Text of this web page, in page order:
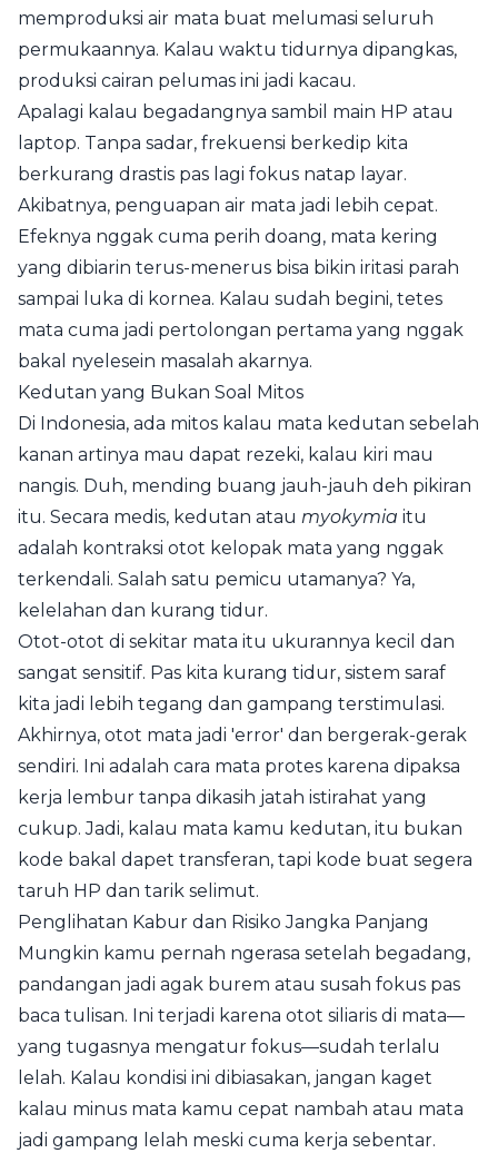
memproduksi air mata buat melumasi seluruh
permukaannya. Kalau waktu tidurnya dipangkas,
produksi cairan pelumas ini jadi kacau.
Apalagi kalau begadangnya sambil main HP atau
laptop. Tanpa sadar, frekuensi berkedip kita
berkurang drastis pas lagi fokus natap layar.
Akibatnya, penguapan air mata jadi lebih cepat.
Efeknya nggak cuma perih doang, mata kering
yang dibiarin terus-menerus bisa bikin iritasi parah
sampai luka di kornea. Kalau sudah begini, tetes
mata cuma jadi pertolongan pertama yang nggak
bakal nyelesein masalah akarnya.
Kedutan yang Bukan Soal Mitos
Di Indonesia, ada mitos kalau mata kedutan sebelah
kanan artinya mau dapat rezeki, kalau kiri mau
nangis. Duh, mending buang jauh-jauh deh pikiran
itu. Secara medis, kedutan atau myokymia itu
adalah kontraksi otot kelopak mata yang nggak
terkendali. Salah satu pemicu utamanya? Ya,
kelelahan dan kurang tidur.
Otot-otot di sekitar mata itu ukurannya kecil dan
sangat sensitif. Pas kita kurang tidur, sistem saraf
kita jadi lebih tegang dan gampang terstimulasi.
Akhirnya, otot mata jadi 'error' dan bergerak-gerak
sendiri. Ini adalah cara mata protes karena dipaksa
kerja lembur tanpa dikasih jatah istirahat yang
cukup. Jadi, kalau mata kamu kedutan, itu bukan
kode bakal dapet transferan, tapi kode buat segera
taruh HP dan tarik selimut.
Penglihatan Kabur dan Risiko Jangka Panjang
Mungkin kamu pernah ngerasa setelah begadang,
pandangan jadi agak burem atau susah fokus pas
baca tulisan. Ini terjadi karena otot siliaris di mata—
yang tugasnya mengatur fokus—sudah terlalu
lelah. Kalau kondisi ini dibiasakan, jangan kaget
kalau minus mata kamu cepat nambah atau mata
jadi gampang lelah meski cuma kerja sebentar.